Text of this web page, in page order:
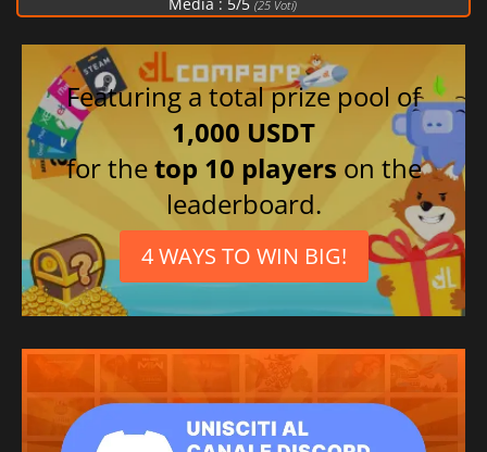
(25Voti)
Featuring a total prize pool of
1,000 USDT
for thetop 10 players on the
leaderboard.
4 WAYS TO WIN BIG!